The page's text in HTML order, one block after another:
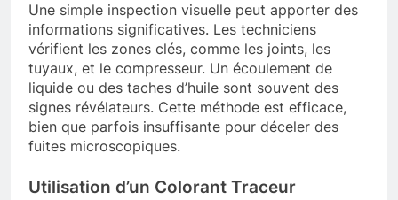
Une simple inspection visuelle peut apporter des
informations significatives. Les techniciens
vérifient les zones clés, comme les joints, les
tuyaux, et le compresseur. Un écoulement de
liquide ou des taches d’huile sont souvent des
signes révélateurs. Cette méthode est efficace,
bien que parfois insuffisante pour déceler des
fuites microscopiques.
Utilisation d’un Colorant Traceur